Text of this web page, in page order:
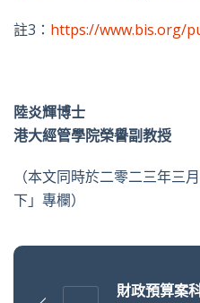
註3： https://www.bis.org/
陸炎輝博士
港大經管學院榮譽副教授
（本文同時於二零二三年三
下」專欄）
財政預算案